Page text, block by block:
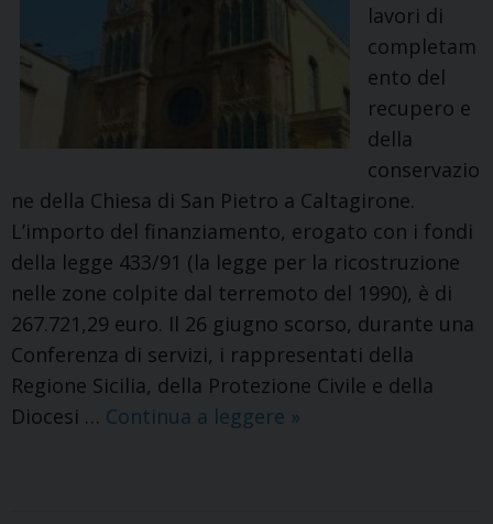
lavori di
completam
ento del
recupero e
della
conservazio
ne della Chiesa di San Pietro a Caltagirone.
L’importo del finanziamento, erogato con i fondi
della legge 433/91 (la legge per la ricostruzione
nelle zone colpite dal terremoto del 1990), è di
267.721,29 euro. Il 26 giugno scorso, durante una
Conferenza di servizi, i rappresentati della
Regione Sicilia, della Protezione Civile e della
Diocesi … Continua a leggere Al
»